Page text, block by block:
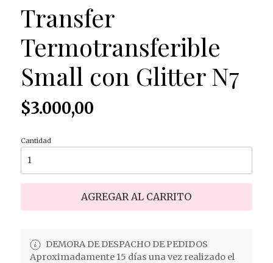
Transfer
Termotransferible
Small con Glitter N7
$3.000,00
Cantidad
AGREGAR AL CARRITO
DEMORA DE DESPACHO DE PEDIDOS
Aproximadamente 15 días una vez realizado el